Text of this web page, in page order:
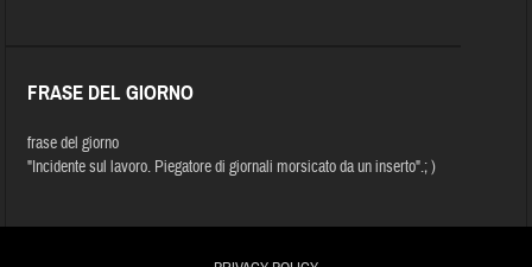
FRASE DEL GIORNO
frase del giorno
"Incidente sul lavoro. Piegatore di giornali morsicato da un inserto".; )